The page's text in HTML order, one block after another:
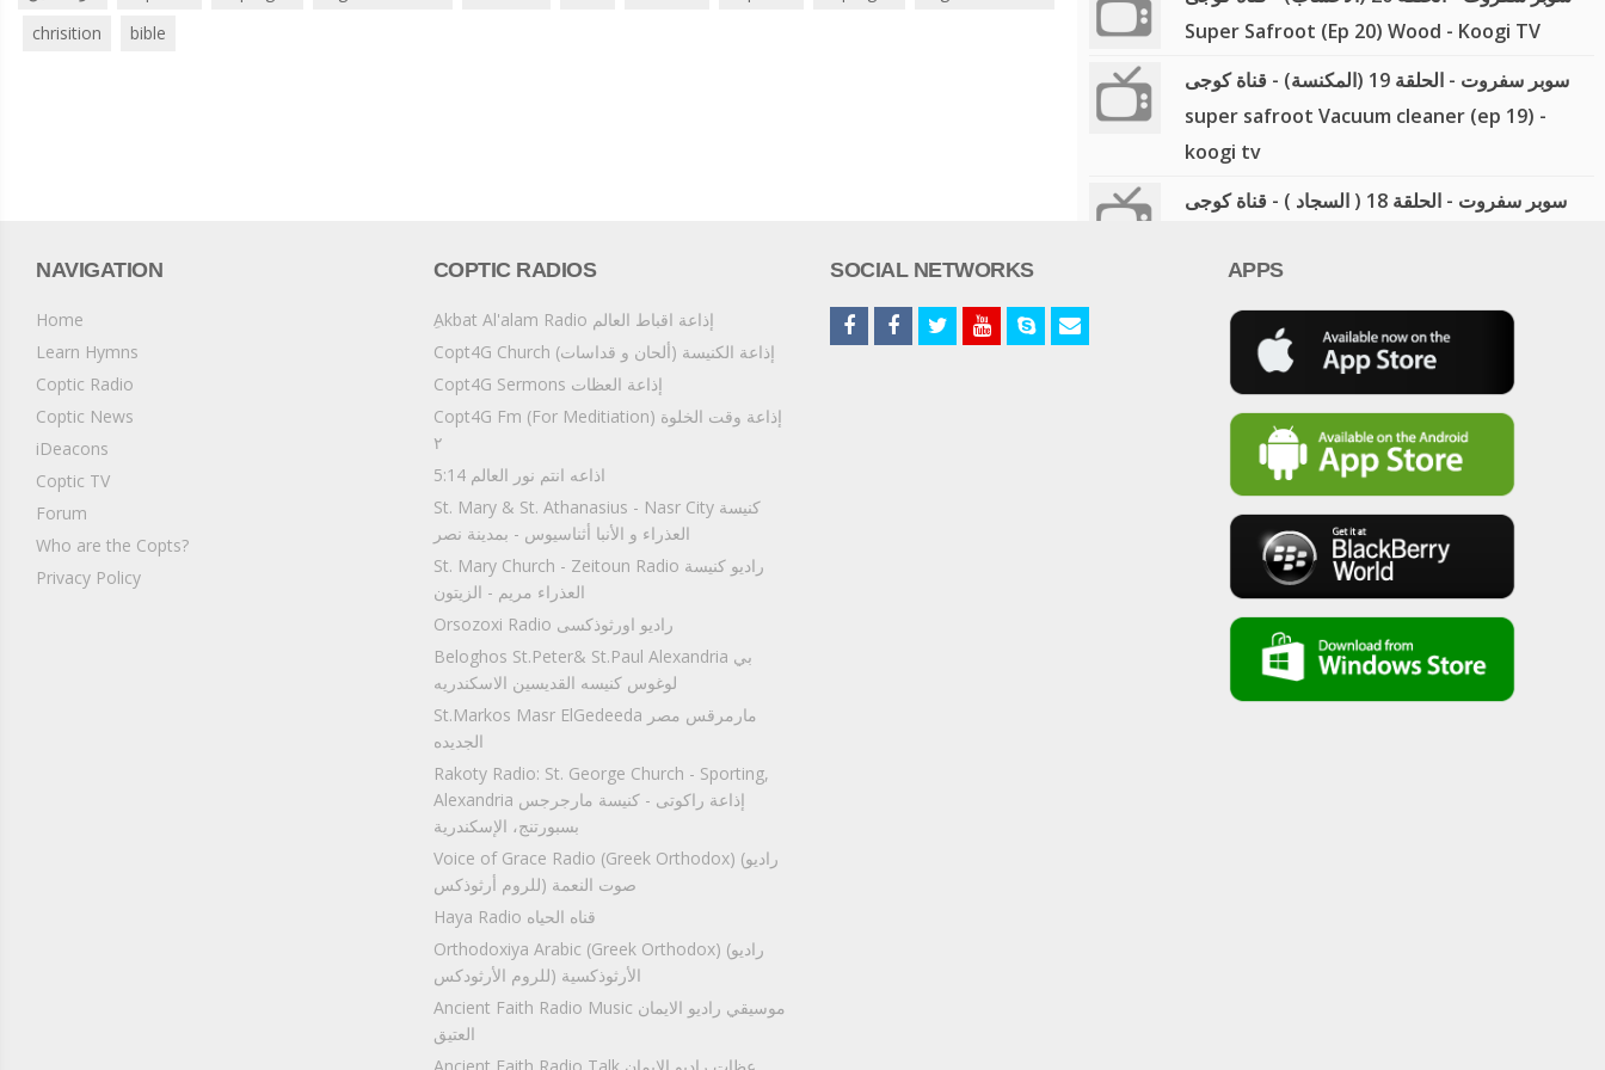
chrisition
bible
Super Safroot (Ep 20) Wood - Koogi TV
سوبر سفروت - الحلقة 19 (المكنسة) - قناة كوجى
super safroot Vacuum cleaner (ep 19) -
koogi tv
سوبر سفروت - الحلقة 18 ( السجاد ) - قناة كوجى
سوبر سفروت - الحلقة 17 (التكيف) - قناة كوجى
super safroot ( ep 17) - koogi tv
سوبر سفروت - الحلقة 16 (الدواء) - قناة كوجى
super safroot ( ep 16) - koogi tv
سوبر سفروت - الحلقة 15 (التونة) - قناة كوجى
super safroot ( ep 15 - koogi tv
سوبر سفروت - الحلقة 14 (الصابون) - قناة كوجى
super safroot ( ep 14)soap - koogi tv
سوبر سفروت - الحلقة الخامسة (الملابس) - قناة
NAVIGATION
Home
Learn Hymns
Coptic Radio
Coptic News
iDeacons
Coptic TV
Forum
Who are the Copts?
Privacy Policy
COPTIC RADIOS
ِAkbat Al'alam Radio إذاعة اقباط العالم
Copt4G Church إذاعة الكنيسة (ألحان و قداسات)
Copt4G Sermons إذاعة العظات
Copt4G Fm (For Meditiation) إذاعة وقت الخلوة
٢
5:14 اذاعه انتم نور العالم
St. Mary & St. Athanasius - Nasr City كنيسة
العذراء و الأنبا أثناسيوس - بمدينة نصر
St. Mary Church - Zeitoun Radio راديو كنيسة
العذراء مريم - الزيتون
Orsozoxi Radio راديو اورثوذكسى
Beloghos St.Peter& St.Paul Alexandria بي
لوغوس كنيسه القديسين الاسكندريه
St.Markos Masr ElGedeeda مارمرقس مصر
الجديده
Rakoty Radio: St. George Church - Sporting,
Alexandria إذاعة راكوتى - كنيسة مارجرجس
بسبورتنج، الإسكندرية
Voice of Grace Radio (Greek Orthodox) (راديو
صوت النعمة (للروم أرثوذكس
Haya Radio قناه الحياه
Orthodoxiya Arabic (Greek Orthodox) (راديو
الأرثوذكسية (للروم الأرثودكس
Ancient Faith Radio Music موسيقي راديو الايمان
العتيق
SOCIAL NETWORKS APPS